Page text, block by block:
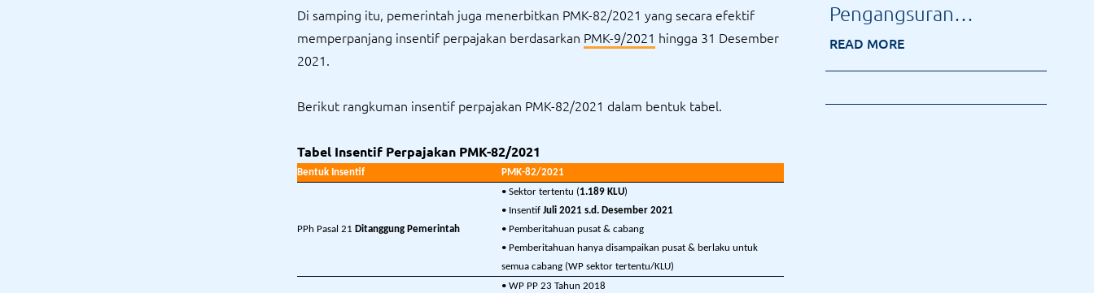
Di samping itu, pemerintah juga menerbitkan PMK-82/2021 yang secara efektif
memperpanjang insentif perpajakan berdasarkan PMK-9/2021 hingga 31 Desember
2021.
Berikut rangkuman insentif perpajakan PMK-82/2021 dalam bentuk tabel.
Tabel Insentif Perpajakan PMK-82/2021
Bentuk Insentif PMK-82/2021
PPh Pasal 21 Ditanggung Pemerintah
• Sektor tertentu (1.189 KLU)
• Insentif Juli 2021 s.d. Desember 2021
• Pemberitahuan pusat & cabang
• Pemberitahuan hanya disampaikan pusat & berlaku untuk
semua cabang (WP sektor tertentu/KLU)
• WP PP 23 Tahun 2018
Pengangsuran
Pembayaran Pajak PBB
READ MORE